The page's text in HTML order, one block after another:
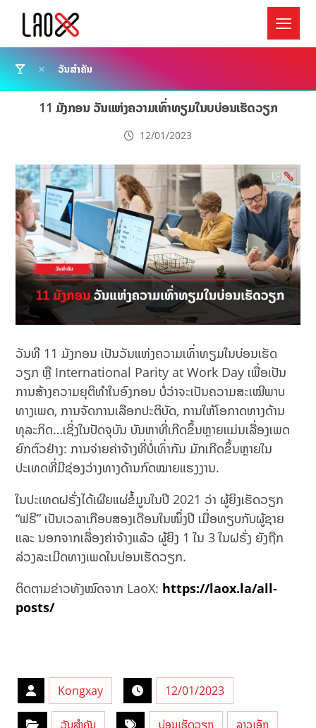
ວັນສຳຄັນ
11 ມັງກອນ ວັນແຫ່ງຄວາມເທົ່າທຽມໃນບບ່ອນເຮັດວຽກ
12/01/2023
ວັນທີ 11 ມັງກອນ ເປັນວັນແຫ່ງຄວາມເທົ່າທຽມໃນບ່ອນເຮັດ
ວຽກ ຫຼື International Parity at Work Day ເພື່ອເປັນ
ການສ້າງຄວາມຍຸຕິທຳໃນອົງກອນ ບໍ່ວ່າຈະເປັນຄວາມສະເໝີພາບ
ທາງເພດ, ການຈັດການເລືອກປະຕິບັດ, ການໃຫ້ໂອກາດທາງດ້ານ
ທຸລະກິດ…ເຊິ່ງໃນປັດຈຸບັນ ບັນຫາທີ່ເກີດຂຶ້ນຫຼາຍແມ່ນເລື່ອງເພດ
ຍົກຕົວຢ່າງ: ການຈ່າຍຄ່າຈ້າງທີ່ບໍ່ເທົ່າກັນ ມັກເກີດຂຶ້ນຫຼາຍໃນ
ປະເທດທີ່ມີຊ່ອງວ່າງທາງດ້ານກົດໝາຍແຮງງານ.
ໃນປະເທດຝຣັ່ງໄດ້ເຜີຍແຜ່ຂໍ້ມູນໃນປີ 2021 ວ່າ ຜູ້ຍິງເຮັດວຽກ
“ຟຣີ” ເປັນເວລາເກືອບສອງເດືອນໃນໜຶ່ງປີ ເມື່ອທຽບກັບຜູ້ຊາຍ
ແລະນອກຈາກເລື່ອງຄ່າຈ້າງແລ້ວ ຜູ້ຍິງ 1 ໃນ 3 ໃນຝຣັ່ງ ຍັງຖືກ
ລ່ວງລະເມີດທາງເພດໃນບ່ອນເຮັດວຽກ.
ຕິດຕາມຂ່າວທັງໝົດຈາກ LaoX: https://laox.la/all-
posts/
Kongxay 12/01/2023
ວັນສຳຄັນ ບ່ອນເຮັດວຽກ ລາວເອັກ